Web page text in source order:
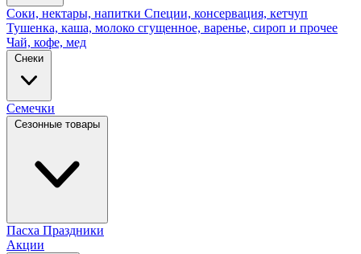
Соки, нектары, напитки Специи, консервация, кетчуп
Тушенка, каша, молоко сгущенное, варенье, сироп и прочее
Чай, кофе, мед
Снеки
Семечки
Сезонные товары
Пасха Праздники
Акции